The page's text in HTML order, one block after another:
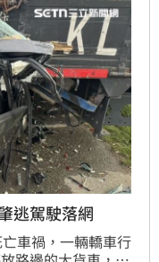
逃駕駛落網
車禍，一輛轎車行